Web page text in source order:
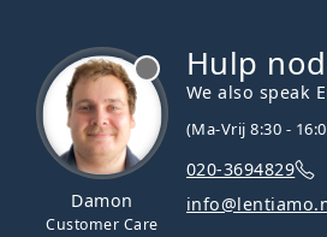
Damon
Customer Care
Hulp
We also speak
(Ma-Vrij 8:30 -
020-3694829